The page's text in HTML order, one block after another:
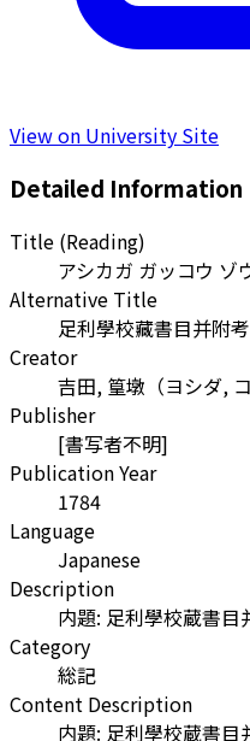
View on University Site
Detailed Information
Title (Reading)
アシカガ ガッコウ ゾ
Alternative Title
足利學校藏書目并附考
Creator
吉田, 篁墩 （ヨシダ,
Publisher
[書写者不明]
Publication Year
1784
Language
Japanese
Description
内題: 足利學校蔵書
Category
総記
Content Description
内題: 足利學校蔵書